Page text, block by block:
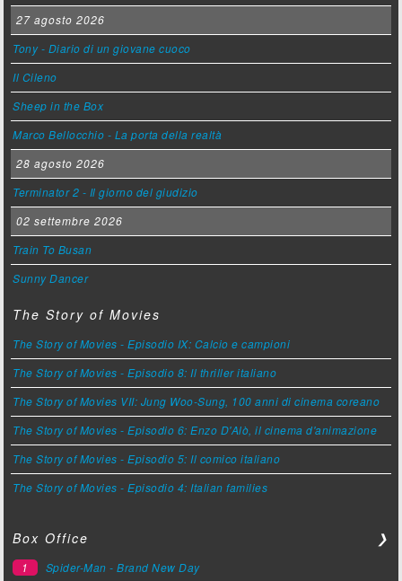
27 agosto 2026
Tony - Diario di un giovane cuoco
Il Cileno
Sheep in the Box
Marco Bellocchio - La porta della realtà
28 agosto 2026
Terminator 2 - Il giorno del giudizio
02 settembre 2026
Train To Busan
Sunny Dancer
The Story of Movies
The Story of Movies - Episodio IX: Calcio e campioni
The Story of Movies - Episodio 8: Il thriller italiano
The Story of Movies VII: Jung Woo-Sung, 100 anni di cinema coreano
The Story of Movies - Episodio 6: Enzo D'Alò, il cinema d'animazione
The Story of Movies - Episodio 5: Il comico italiano
The Story of Movies - Episodio 4: Italian families
Box Office ❯
1 Spider-Man - Brand New Day